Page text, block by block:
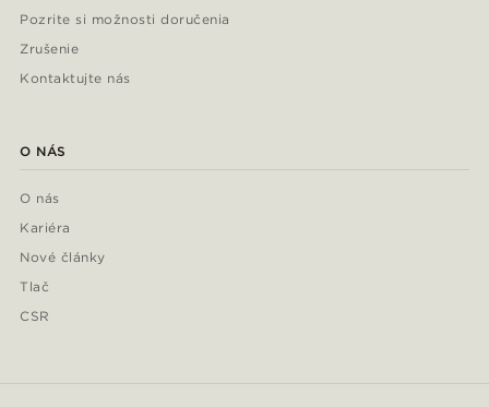
Pozrite si možnosti doručenia
Zrušenie
Kontaktujte nás
O NÁS
O nás
Kariéra
Nové články
Tlač
CSR